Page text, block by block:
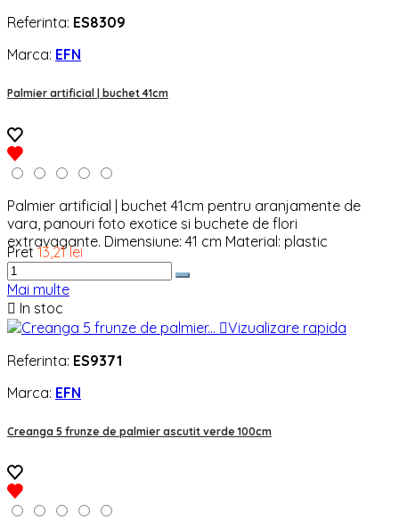
Referinta: ES8309
Marca: EFN
Palmier artificial | buchet 41cm
Palmier artificial | buchet 41cm pentru aranjamente de
vara, panouri foto exotice si buchete de flori
extravagante. Dimensiune: 41 cm Material: plastic
Pret 13,21 lei
Mai multe
 In stoc
Vizualizare rapida
Referinta: ES9371
Marca: EFN
Creanga 5 frunze de palmier ascutit verde 100cm